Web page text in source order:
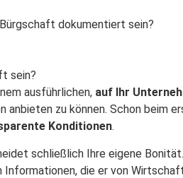
dokumentiert sein?
sein?
ausführlichen, auf Ihr
anbieten zu können. Schon
Konditionen.
schließlich Ihre eigene
die er von